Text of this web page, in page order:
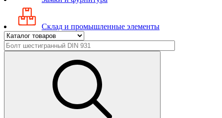
Склад и промышленные элементы